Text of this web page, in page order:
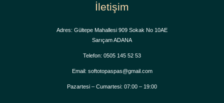
İletişim
Adres: Gültepe Mahallesi 909 Sokak No 10AE
Sarıçam ADANA
Telefon: 0505 145 52 53
Email: softotopaspas@gmail.com
Pazartesi – Cumartesi: 07:00 – 19:00